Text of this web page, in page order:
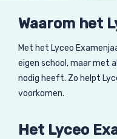
Waarom het
Met het Lyceo
eigen school, maar met
nodig heeft. Zo helpt
voorkomen.
Het Lyceo